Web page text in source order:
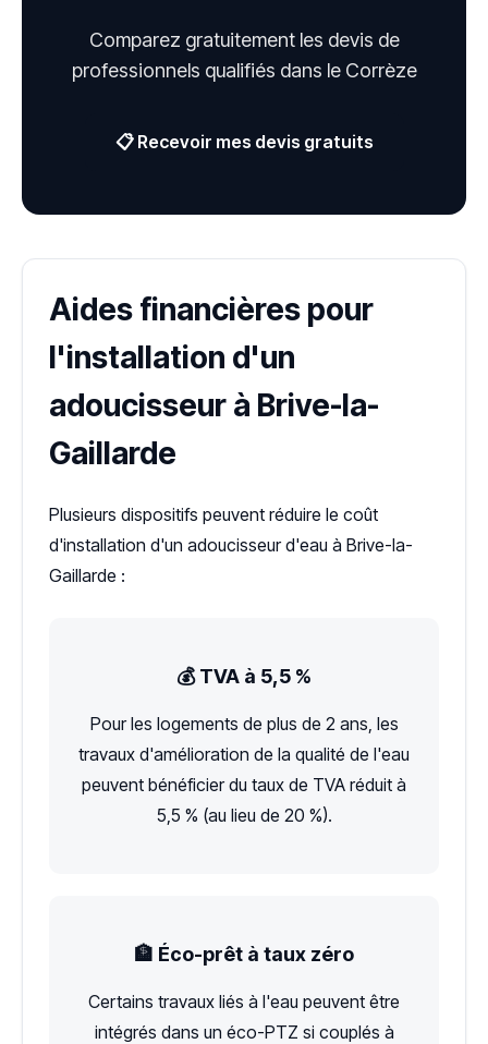
Comparez gratuitement les devis de
professionnels qualifiés dans le Corrèze
📋 Recevoir mes devis gratuits
Aides financières pour
l'installation d'un
adoucisseur à Brive-la-
Gaillarde
Plusieurs dispositifs peuvent réduire le coût
d'installation d'un adoucisseur d'eau à Brive-la-
Gaillarde :
💰 TVA à 5,5 %
Pour les logements de plus de 2 ans, les
travaux d'amélioration de la qualité de l'eau
peuvent bénéficier du taux de TVA réduit à
5,5 % (au lieu de 20 %).
🏦 Éco-prêt à taux zéro
Certains travaux liés à l'eau peuvent être
intégrés dans un éco-PTZ si couplés à